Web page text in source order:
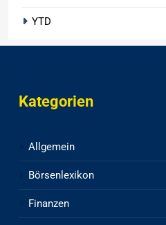
YTD
Kategorien
Allgemein
Börsenlexikon
Finanzen